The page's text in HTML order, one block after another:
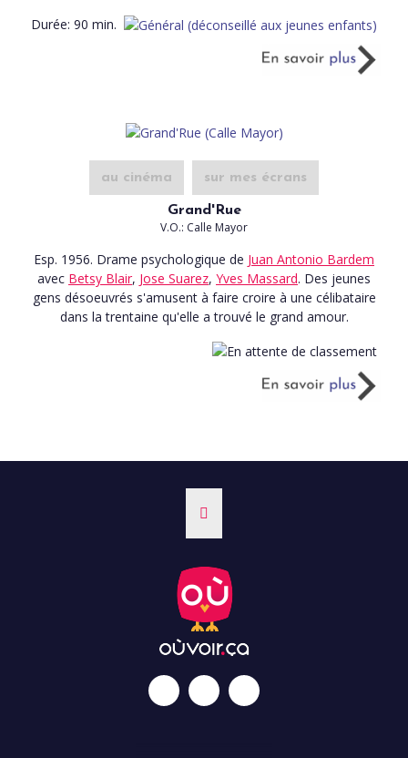
Durée: 90 min.
au cinéma sur mes écrans
Grand'Rue
V.O.: Calle Mayor
Esp. 1956. Drame psychologique de Juan Antonio Bardem
avec Betsy Blair, Jose Suarez, Yves Massard. Des jeunes
gens désoeuvrés s'amusent à faire croire à une célibataire
dans la trentaine qu'elle a trouvé le grand amour.